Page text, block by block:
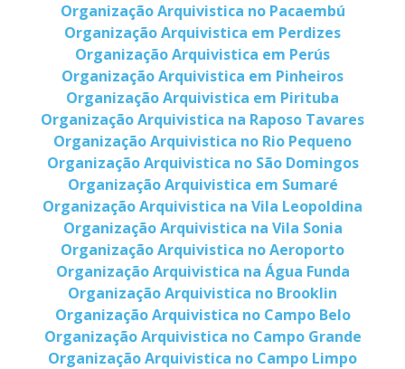
Organização Arquivistica no Pacaembú
Organização Arquivistica em Perdizes
Organização Arquivistica em Perús
Organização Arquivistica em Pinheiros
Organização Arquivistica em Pirituba
Organização Arquivistica na Raposo Tavares
Organização Arquivistica no Rio Pequeno
Organização Arquivistica no São Domingos
Organização Arquivistica em Sumaré
Organização Arquivistica na Vila Leopoldina
Organização Arquivistica na Vila Sonia
Organização Arquivistica no Aeroporto
Organização Arquivistica na Água Funda
Organização Arquivistica no Brooklin
Organização Arquivistica no Campo Belo
Organização Arquivistica no Campo Grande
Organização Arquivistica no Campo Limpo